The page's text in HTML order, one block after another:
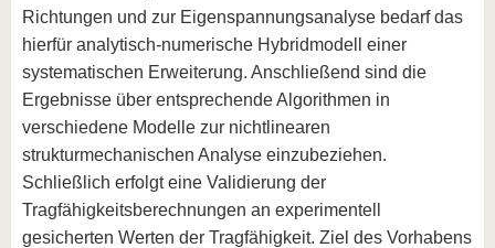
Richtungen und zur Eigenspannungsanalyse bedarf das
hierfür analytisch-numerische Hybridmodell einer
systematischen Erweiterung. Anschließend sind die
Ergebnisse über entsprechende Algorithmen in
verschiedene Modelle zur nichtlinearen
strukturmechanischen Analyse einzubeziehen.
Schließlich erfolgt eine Validierung der
Tragfähigkeitsberechnungen an experimentell
gesicherten Werten der Tragfähigkeit. Ziel des Vorhabens